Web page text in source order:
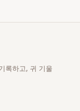
록하고, 귀 기울